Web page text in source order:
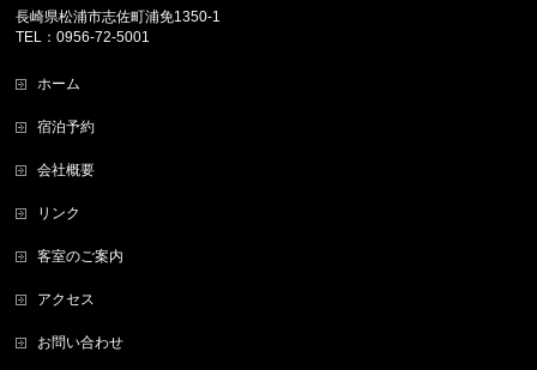
長崎県松浦市志佐町浦免1350-1
TEL：0956-72-5001
ホーム
宿泊予約
会社概要
リンク
客室のご案内
アクセス
お問い合わせ